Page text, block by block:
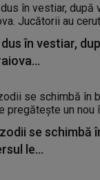
în vestiar,
se schimbă
le...